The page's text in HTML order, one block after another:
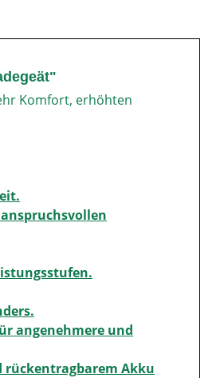
Komfort, erhöhten
angenehmere und
rückentragbarem Akku